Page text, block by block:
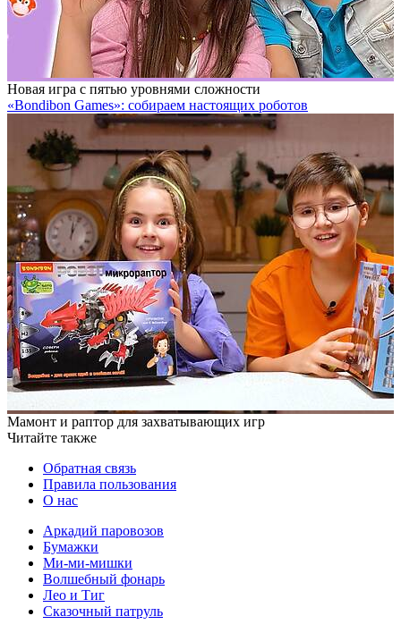
Новая игра с пятью уровнями сложности
«Bondibon Games»: собираем настоящих роботов
Мамонт и раптор для захватывающих игр
Читайте также
Обратная связь
Правила пользования
О нас
Аркадий паровозов
Бумажки
Ми-ми-мишки
Волшебный фонарь
Лео и Тиг
Сказочный патруль